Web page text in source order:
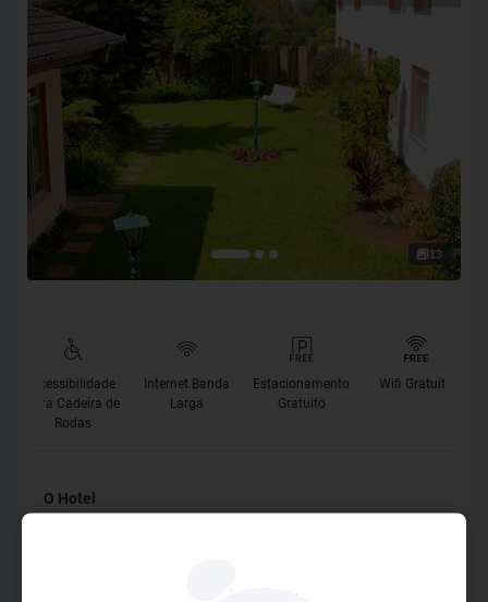
13
Acessibilidade
para Cadeira de
Rodas
Internet Banda
Larga
Estacionamento
Gratuito
Wifi Gratuito
O Hotel